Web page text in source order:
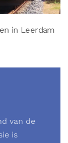
in Leerdam
van de
is